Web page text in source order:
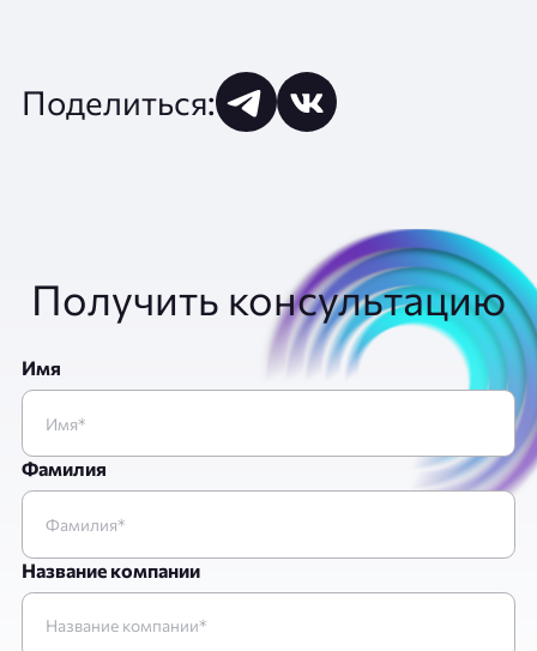
Поделиться:
Получить консультацию
Имя
Фамилия
Название компании